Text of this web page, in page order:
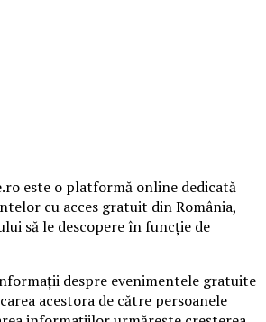
este o platformă online dedicată
cu acces gratuit din România,
să le descopere în funcție de
despre evenimentele gratuite
acestora de către persoanele